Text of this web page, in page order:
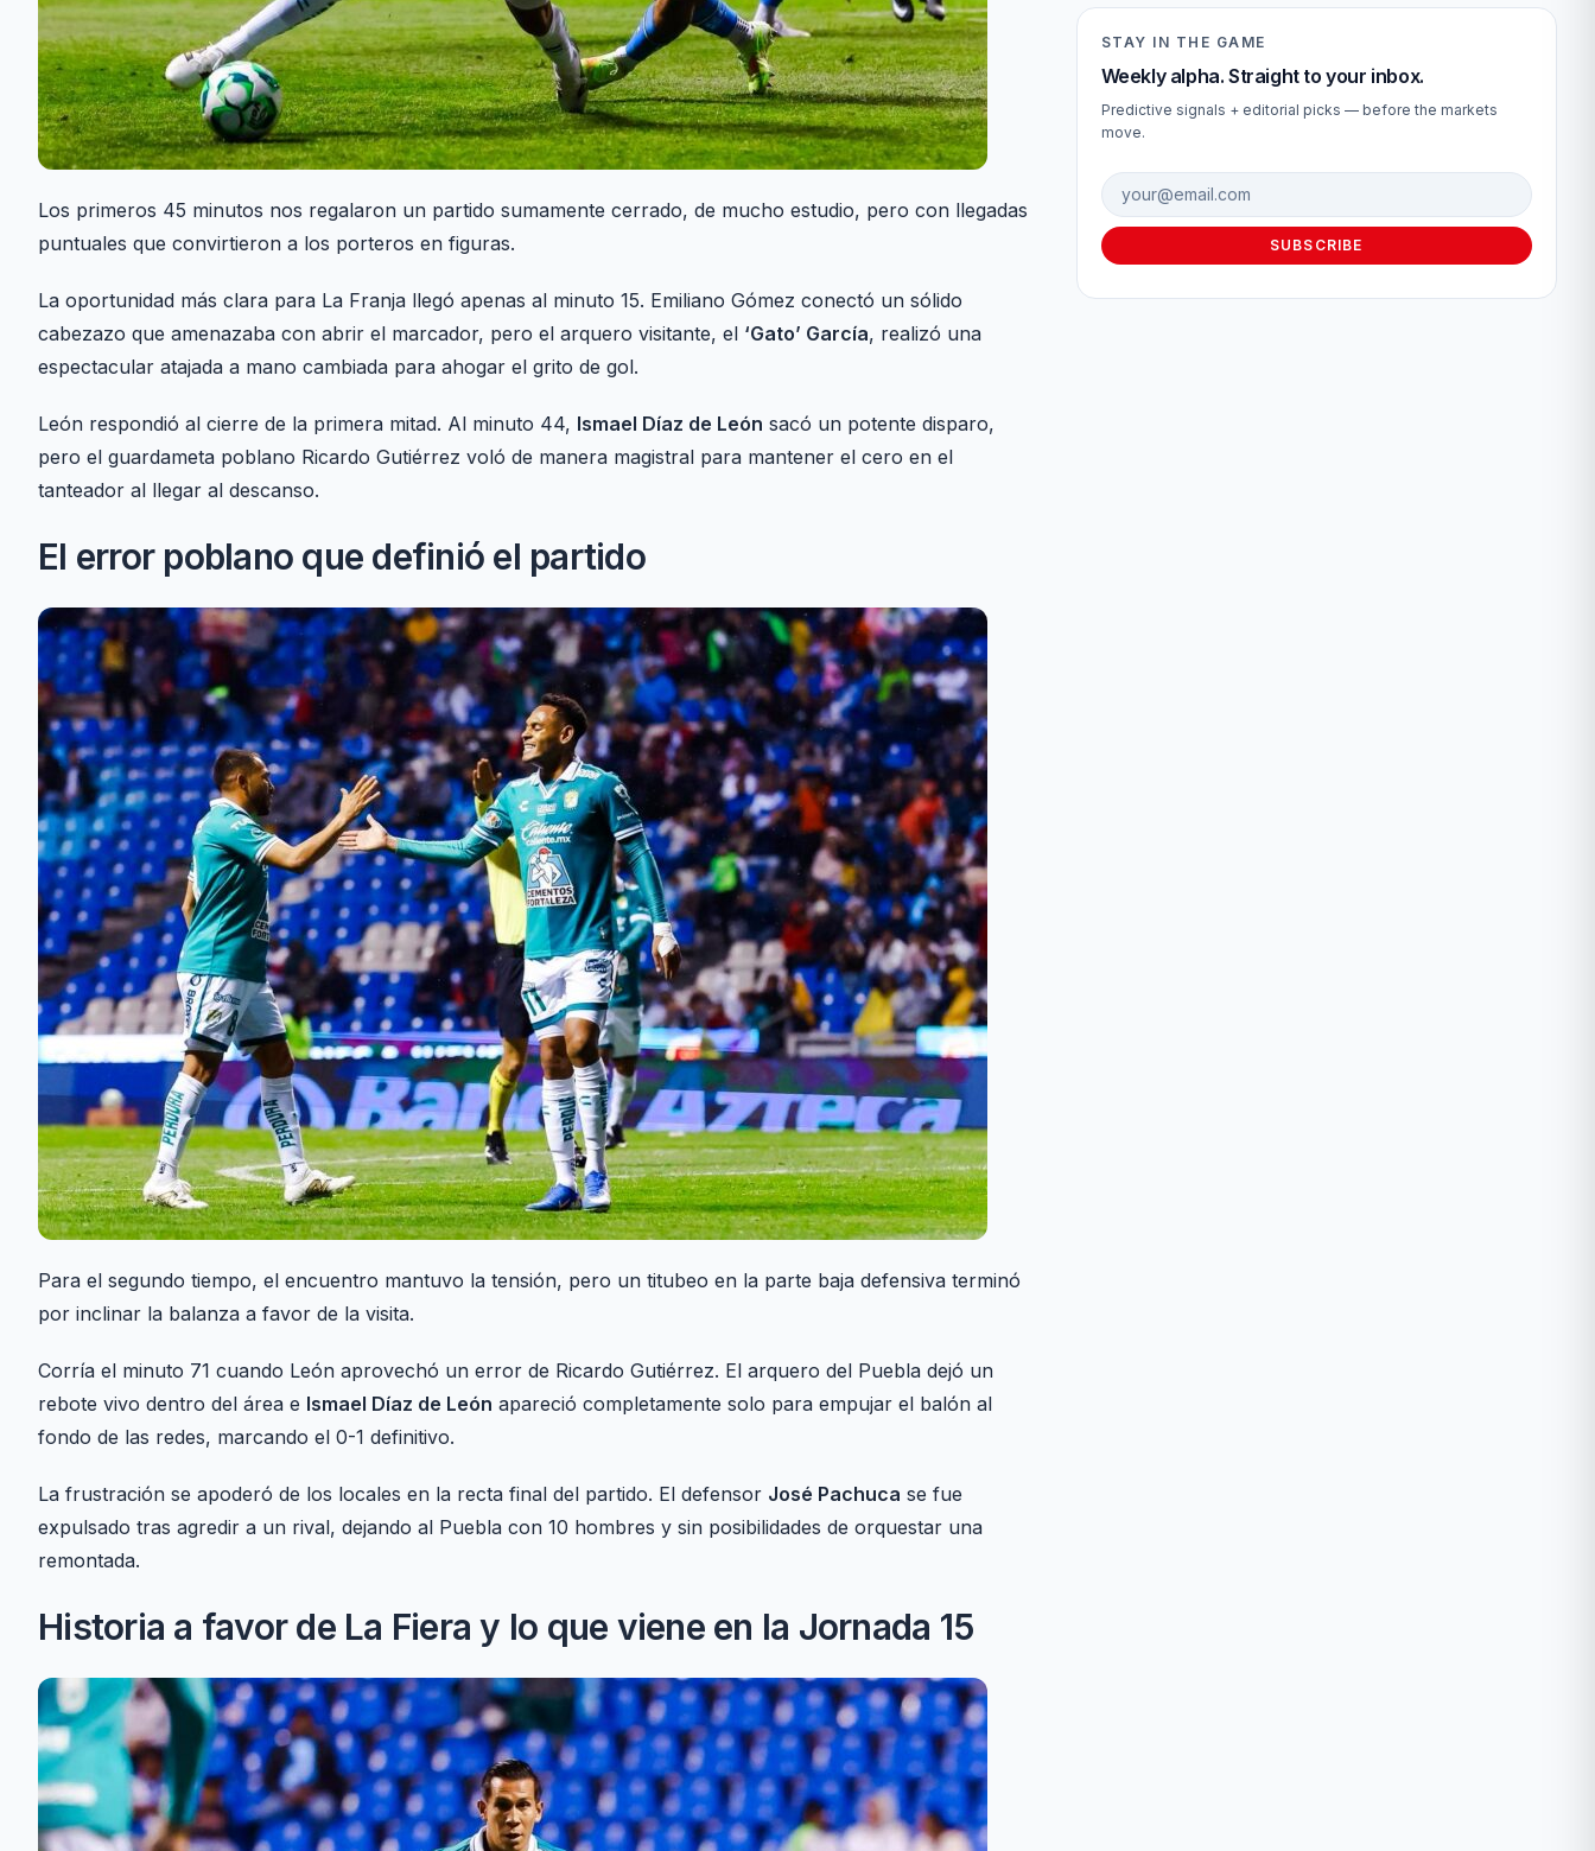
Los primeros 45 minutos nos regalaron un partido sumamente cerrado, de mucho estudio, pero con llegadas
puntuales que convirtieron a los porteros en figuras.
La oportunidad más clara para La Franja llegó apenas al minuto 15. Emiliano Gómez conectó un sólido
cabezazo que amenazaba con abrir el marcador, pero el arquero visitante, el ‘Gato’ García, realizó una
espectacular atajada a mano cambiada para ahogar el grito de gol.
León respondió al cierre de la primera mitad. Al minuto 44, Ismael Díaz de León sacó un potente disparo,
pero el guardameta poblano Ricardo Gutiérrez voló de manera magistral para mantener el cero en el
tanteador al llegar al descanso.
El error poblano que definió el partido
Para el segundo tiempo, el encuentro mantuvo la tensión, pero un titubeo en la parte baja defensiva terminó
por inclinar la balanza a favor de la visita.
Corría el minuto 71 cuando León aprovechó un error de Ricardo Gutiérrez. El arquero del Puebla dejó un
rebote vivo dentro del área e Ismael Díaz de León apareció completamente solo para empujar el balón al
fondo de las redes, marcando el 0-1 definitivo.
La frustración se apoderó de los locales en la recta final del partido. El defensor José Pachuca se fue
expulsado tras agredir a un rival, dejando al Puebla con 10 hombres y sin posibilidades de orquestar una
remontada.
Historia a favor de La Fiera y lo que viene en la Jornada 15
STAY IN THE GAME
Weekly alpha. Straight to your inbox.
Predictive signals + editorial picks — before the markets
move.
Email address
SUBSCRIBE